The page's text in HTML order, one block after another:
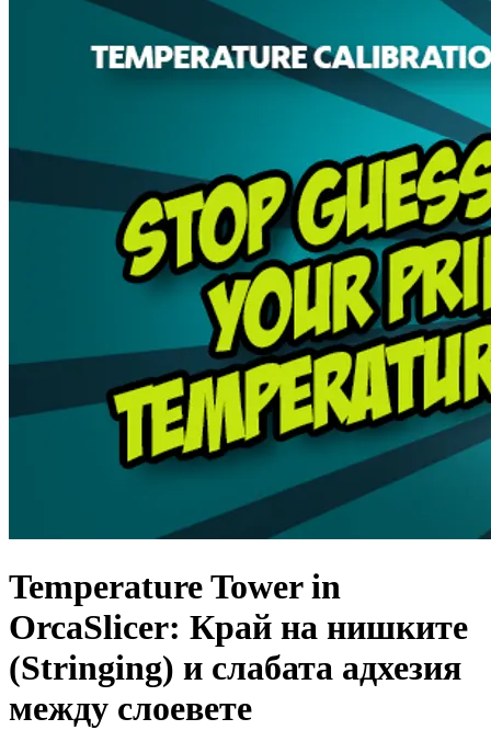
Temperature Tower in
OrcaSlicer: Край на нишките
(Stringing) и слабата адхезия
между слоевете